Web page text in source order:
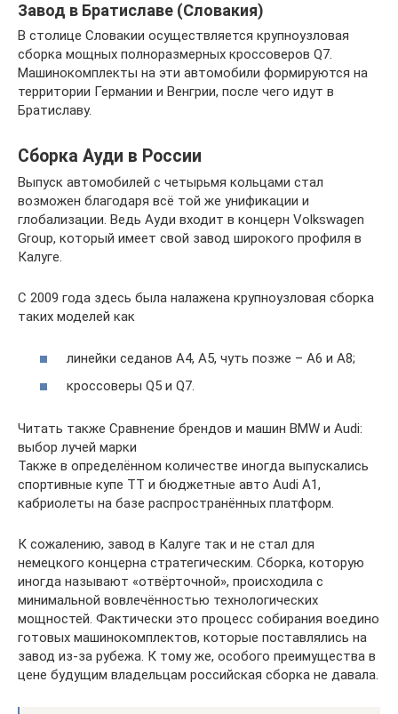
Завод в Братиславе (Словакия)
В столице Словакии осуществляется крупноузловая
сборка мощных полноразмерных кроссоверов Q7.
Машинокомплекты на эти автомобили формируются на
территории Германии и Венгрии, после чего идут в
Братиславу.
Сборка Ауди в России
Выпуск автомобилей с четырьмя кольцами стал
возможен благодаря всё той же унификации и
глобализации. Ведь Ауди входит в концерн Volkswagen
Group, который имеет свой завод широкого профиля в
Калуге.
С 2009 года здесь была налажена крупноузловая сборка
таких моделей как
линейки седанов A4, А5, чуть позже – А6 и А8;
кроссоверы Q5 и Q7.
Читать также Сравнение брендов и машин BMW и Audi:
выбор лучей марки
Также в определённом количестве иногда выпускались
спортивные купе TT и бюджетные авто Audi A1,
кабриолеты на базе распространённых платформ.
К сожалению, завод в Калуге так и не стал для
немецкого концерна стратегическим. Сборка, которую
иногда называют «отвёрточной», происходила с
минимальной вовлечённостью технологических
мощностей. Фактически это процесс собирания воедино
готовых машинокомплектов, которые поставлялись на
завод из-за рубежа. К тому же, особого преимущества в
цене будущим владельцам российская сборка не давала.